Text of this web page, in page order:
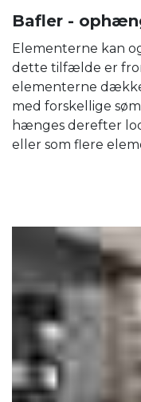
Bafler -
Elementerne kan
dette tilfælde er
elementerne
med forskellige
hænges derefter
eller som flere